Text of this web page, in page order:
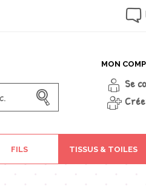
MON
Se
FILS TISSUS & TOILES